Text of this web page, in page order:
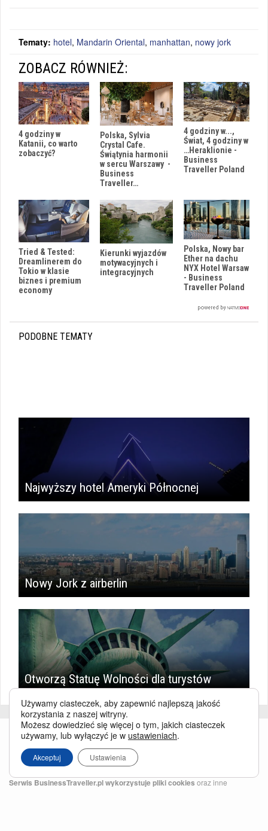
Tematy: hotel, Mandarin Oriental, manhattan, nowy jork
ZOBACZ RÓWNIEŻ:
4 godziny w
Katanii, co warto
zobaczyć?
Polska, Sylvia
Crystal Cafe.
Świątynia harmonii
w sercu Warszawy -
Business
Traveller…
4 godziny w...,
Świat, 4 godziny w
…Heraklionie -
Business
Traveller Poland
Tried & Tested:
Dreamlinerem do
Tokio w klasie
biznes i premium
economy
Kierunki wyjazdów
motywacyjnych i
integracyjnych
Polska, Nowy bar
Ether na dachu
NYX Hotel Warsaw
- Business
Traveller Poland
PODOBNE TEMATY
Najwyższy hotel Ameryki Północnej
Nowy Jork z airberlin
Otworzą Statuę Wolności dla turystów
Serwis BusinessTraveller.pl wykorzystuje pliki cookies oraz inne
Używamy ciasteczek, aby zapewnić najlepszą jakość
korzystania z naszej witryny.
Możesz dowiedzieć się więcej o tym, jakich ciasteczek
używamy, lub wyłączyć je w ustawieniach.
Akceptuj Ustawienia